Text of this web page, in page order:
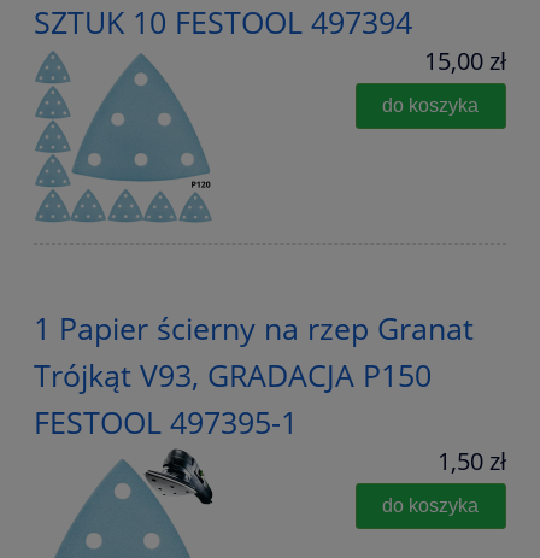
SZTUK 10 FESTOOL 497394
15,00 zł
do koszyka
1 Papier ścierny na rzep Granat
Trójkąt V93, GRADACJA P150
FESTOOL 497395-1
1,50 zł
do koszyka